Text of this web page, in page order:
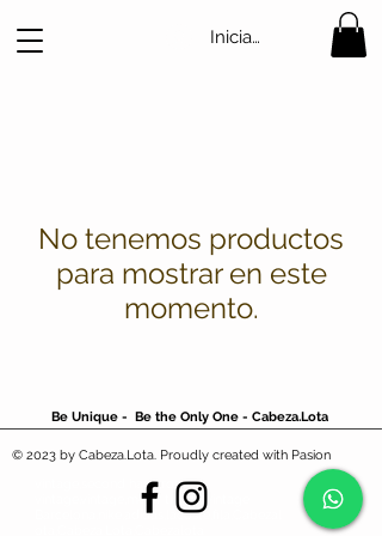
Iniciar sesión
No tenemos productos
para mostrar en este
momento.
Be Unique - Be the Only One - Cabeza.Lota
© 2023 by Cabeza.Lota. Proudly created with Pasion
vintage,second hand,ropa
vintage,vintage,mejor tienda vintage
Barcelona,nike,adidas,lacoste,fila,Cabezal